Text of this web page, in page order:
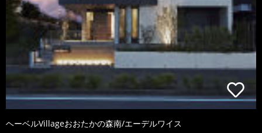
ヘーベルVillageおおたかの森南/エーデルワイス